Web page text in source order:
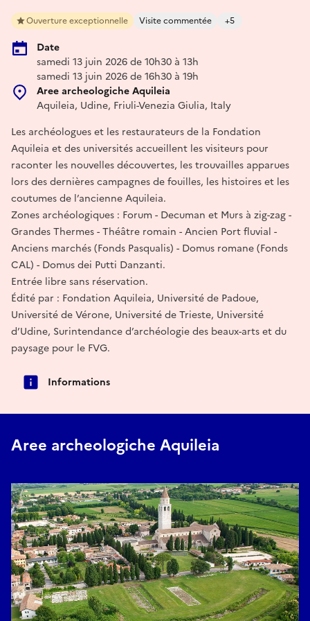
Ouverture exceptionnelle Visite commentée +5
Date
samedi 13 juin 2026 de 10h30 à 13h
samedi 13 juin 2026 de 16h30 à 19h
Aree archeologiche Aquileia
Aquileia, Udine, Friuli-Venezia Giulia, Italy
Les archéologues et les restaurateurs de la Fondation
Aquileia et des universités accueillent les visiteurs pour
raconter les nouvelles découvertes, les trouvailles apparues
lors des dernières campagnes de fouilles, les histoires et les
coutumes de l’ancienne Aquileia.
Zones archéologiques : Forum - Decuman et Murs à zig-zag -
Grandes Thermes - Théâtre romain - Ancien Port fluvial -
Anciens marchés (Fonds Pasqualis) - Domus romane (Fonds
CAL) - Domus dei Putti Danzanti.
Entrée libre sans réservation.
Édité par : Fondation Aquileia, Université de Padoue,
Université de Vérone, Université de Trieste, Université
d’Udine, Surintendance d’archéologie des beaux-arts et du
paysage pour le FVG.
Informations
Aree archeologiche Aquileia